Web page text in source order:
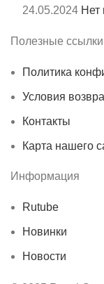
24.05.2024 Нет
Полезные ссылки
Политика
Условия
Контакты
Карта нашего
Информация
Rutube
Новинки
Новости